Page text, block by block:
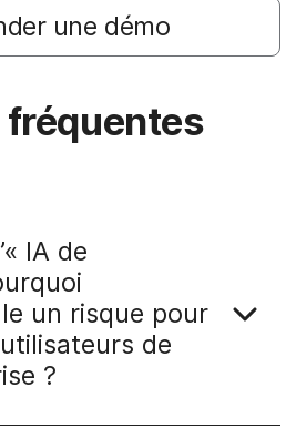
une démo
IA de
un risque pour
de
?